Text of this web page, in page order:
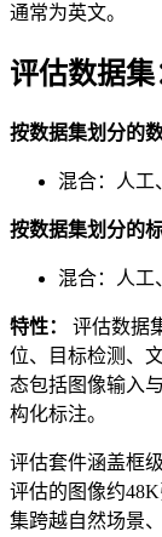
通常为英文。
评估数据集
按数据集划分的
混合：人工
按数据集划分的
混合：人工
特性：
评估数据
位、目标检测、
态包括图像输入
构化标注。
评估套件涵盖框
评估的图像约
集跨越自然场景